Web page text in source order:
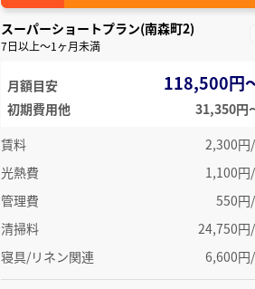
スーパーショートプラン(南森町2)
7日以上～1ヶ月未満
月額目安 118,500円
初期費用他
31,350円
賃料
2,300円
光熱費
1,100円
管理費
550円
清掃料
24,750円
寝具/リネン関連
6,600円